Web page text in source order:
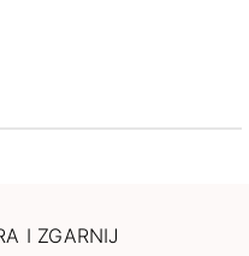
I ZGARNIJ